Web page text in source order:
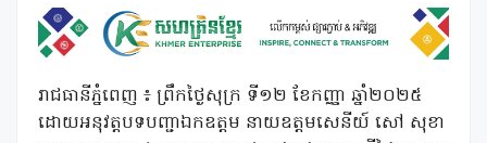
រាជធានីភ្នំពេញ ៖ ព្រឹកថ្ងៃសុក្រ ទី១២ ខែកញ្ញា ឆ្នាំ២០២៥
ដោយអនុវត្តបទបញ្ជាឯកឧត្តម នាយឧត្តមសេនីយ៍ សៅ សុខា